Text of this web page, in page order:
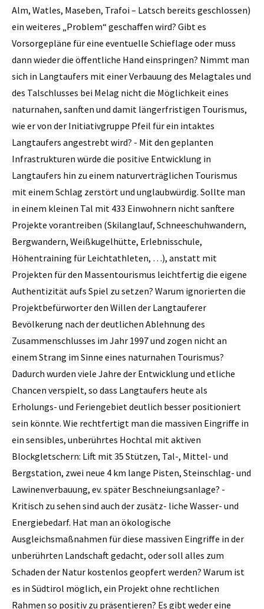
Alm, Watles, Maseben, Trafoi – Latsch bereits geschlossen)
ein weiteres „Problem“ geschaffen wird? Gibt es
Vorsorgepläne für eine eventuelle Schieflage oder muss
dann wieder die öffentliche Hand einspringen? Nimmt man
sich in Langtaufers mit einer Verbauung des Melagtales und
des Talschlusses bei Melag nicht die Möglichkeit eines
naturnahen, sanften und damit längerfristigen Tourismus,
wie er von der Initiativgruppe Pfeil für ein intaktes
Langtaufers angestrebt wird? - Mit den geplanten
Infrastrukturen würde die positive Entwicklung in
Langtaufers hin zu einem naturverträglichen Tourismus
mit einem Schlag zerstört und unglaubwürdig. Sollte man
in einem kleinen Tal mit 433 Einwohnern nicht sanftere
Projekte vorantreiben (Skilanglauf, Schneeschuhwandern,
Bergwandern, Weißkugelhütte, Erlebnisschule,
Höhentraining für Leichtathleten, …), anstatt mit
Projekten für den Massentourismus leichtfertig die eigene
Authentizität aufs Spiel zu setzen? Warum ignorierten die
Projektbefürworter den Willen der Langtauferer
Bevölkerung nach der deutlichen Ablehnung des
Zusammenschlusses im Jahr 1997 und zogen nicht an
einem Strang im Sinne eines naturnahen Tourismus?
Dadurch wurden viele Jahre der Entwicklung und etliche
Chancen verspielt, so dass Langtaufers heute als
Erholungs- und Feriengebiet deutlich besser positioniert
sein könnte. Wie rechtfertigt man die massiven Eingriffe in
ein sensibles, unberührtes Hochtal mit aktiven
Blockgletschern: Lift mit 35 Stützen, Tal-, Mittel- und
Bergstation, zwei neue 4 km lange Pisten, Steinschlag- und
Lawinenverbauung, ev. später Beschneiungsanlage? -
Kritisch zu sehen sind auch der zusätz- liche Wasser- und
Energiebedarf. Hat man an ökologische
Ausgleichsmaßnahmen für diese massiven Eingriffe in der
unberührten Landschaft gedacht, oder soll alles zum
Schaden der Natur kostenlos geopfert werden? Warum ist
es in Südtirol möglich, ein Projekt ohne rechtlichen
Rahmen so positiv zu präsentieren? Es gibt weder eine